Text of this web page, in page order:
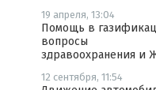
19 апреля, 13:04
Помощь в
вопросы
здравоохранения и
12 сентября, 11:54